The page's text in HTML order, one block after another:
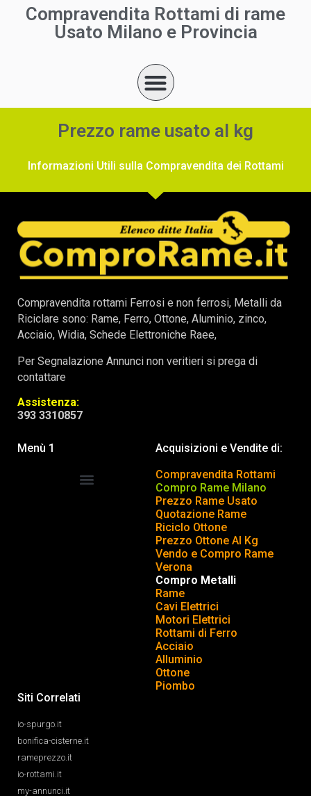
Compravendita Rottami di rame
Usato Milano e Provincia
Prezzo rame usato al kg
Informazioni Utili sulla Compravendita dei Rottami
Compravendita rottami Ferrosi e non ferrosi, Metalli da
Riciclare sono: Rame, Ferro, Ottone, Aluminio, zinco,
Acciaio, Widia, Schede Elettroniche Raee,
Per Segnalazione Annunci non veritieri si prega di
contattare
Assistenza:
393 3310857
Menù 1
Acquisizioni e Vendite di:
Compravendita Rottami
Compro Rame Milano
Prezzo Rame Usato
Quotazione Rame
Riciclo Ottone
Prezzo Ottone Al Kg
Vendo e Compro Rame
Verona
Compro Metalli
Rame
Cavi Elettrici
Motori Elettrici
Rottami di Ferro
Acciaio
Alluminio
Ottone
Piombo
Siti Correlati
io-spurgo.it
bonifica-cisterne.it
rameprezzo.it
io-rottami.it
my-annunci.it